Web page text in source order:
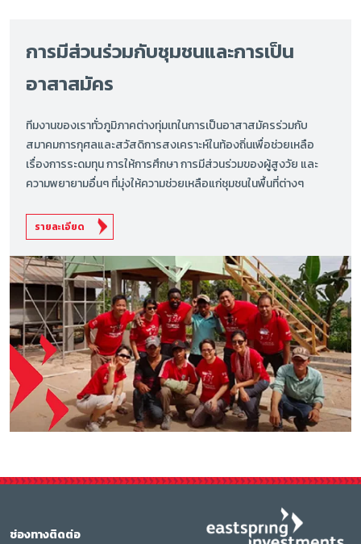
การมีส่วนร่วมกับชุมชนและการเป็น
อาสาสมัคร
ทีมงานของเราทั่วภูมิภาคต่างทุ่มเทในการเป็นอาสาสมัครร่วมกับ
สมาคมการกุศลและสวัสดิการสงเคราะห์ในท้องถิ่นเพื่อช่วยเหลือ
เรื่องการระดมทุน การให้การศึกษา การมีส่วนร่วมของผู้สูงวัย และ
ความพยายามอื่นๆ ที่มุ่งให้ความช่วยเหลือแก่ชุมชนในพื้นที่ต่างๆ
รายละเอียด
ช่องทางติดต่อ